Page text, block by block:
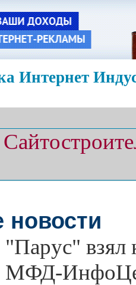
Интернет
новости
"Парус" взял
МФД-